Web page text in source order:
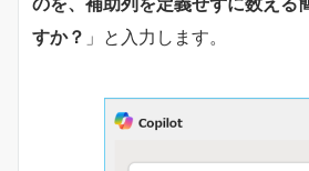
すか？ 」と入力します。